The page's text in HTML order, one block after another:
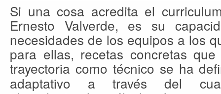
Si una cosa acredita el
Ernesto Valverde, es su
necesidades de los equipos a los
para ellas, recetas concretas
trayectoria como técnico se ha
adaptativo a través del